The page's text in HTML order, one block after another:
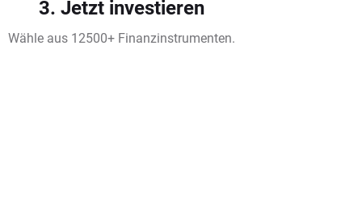
3. Jetzt investieren
Wähle aus 12500+ Finanzinstrumenten.